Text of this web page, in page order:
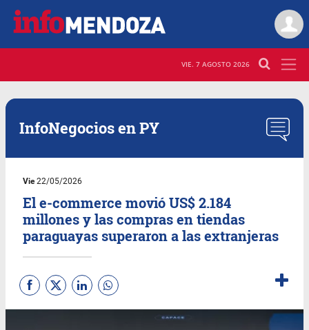
VIE. 7 AGOSTO 2026
InfoNegocios en PY
Vie22/05/2026
El e-commerce movió US$ 2.184
millones y las compras en tiendas
paraguayas superaron a las extranjeras